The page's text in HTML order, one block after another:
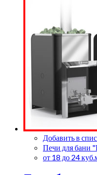
Добавить в
Печи для бани
от 18 до 24